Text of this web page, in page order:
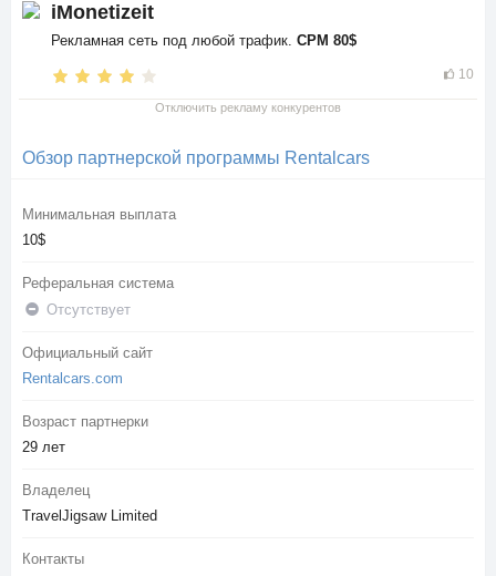
iMonetizeit
Рекламная сеть под любой трафик. CPM 80$
10
Отключить рекламу конкурентов
Обзор партнерской программы Rentalcars
Минимальная выплата
10$
Реферальная система
Отсутствует
Официальный сайт
Rentalcars.com
Возраст партнерки
29 лет
Владелец
TravelJigsaw Limited
Контакты